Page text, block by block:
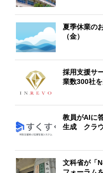
夏季休業の
（金）
採用支援サ
業数300社
教員がAIに
生成 クラウ
文科省が「